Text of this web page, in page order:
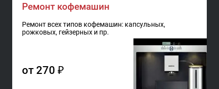
Ремонт кофемашин
Ремонт всех типов кофемашин: капсульных,
рожковых, гейзерных и пр.
от 270 ₽